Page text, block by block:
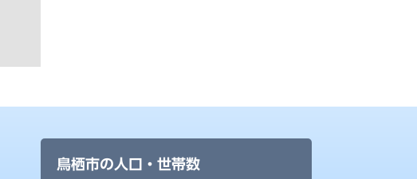
鳥栖市の人口・世帯数